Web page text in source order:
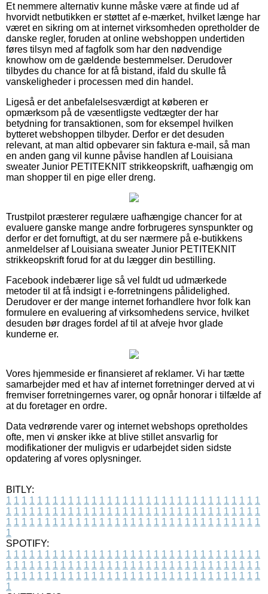
Et nemmere alternativ kunne måske være at finde ud af
hvorvidt netbutikken er støttet af e-mærket, hvilket længe har
været en sikring om at internet virksomheden opretholder de
danske regler, foruden at online webshoppen undertiden
føres tilsyn med af fagfolk som har den nødvendige
knowhow om de gældende bestemmelser. Derudover
tilbydes du chance for at få bistand, ifald du skulle få
vanskeligheder i processen med din handel.
Ligeså er det anbefalelsesværdigt at køberen er
opmærksom på de væsentligste vedtægter der har
betydning for transaktionen, som for eksempel hvilken
bytteret webshoppen tilbyder. Derfor er det desuden
relevant, at man altid opbevarer sin faktura e-mail, så man
en anden gang vil kunne påvise handlen af Louisiana
sweater Junior PETITEKNIT strikkeopskrift, uafhængig om
man shopper til en pige eller dreng.
Trustpilot præsterer regulære uafhængige chancer for at
evaluere ganske mange andre forbrugeres synspunkter og
derfor er det fornuftigt, at du ser nærmere på e-butikkens
anmeldelser af Louisiana sweater Junior PETITEKNIT
strikkeopskrift forud for at du lægger din bestilling.
Facebook indebærer lige så vel fuldt ud udmærkede
metoder til at få indsigt i e-forretningens pålidelighed.
Derudover er der mange internet forhandlere hvor folk kan
formulere en evaluering af virksomhedens service, hvilket
desuden bør drages fordel af til at afveje hvor glade
kunderne er.
Vores hjemmeside er finansieret af reklamer. Vi har tætte
samarbejder med et hav af internet forretninger derved at vi
fremviser forretningernes varer, og opnår honorar i tilfælde af
at du foretager en ordre.
Data vedrørende varer og internet webshops opretholdes
ofte, men vi ønsker ikke at blive stillet ansvarlig for
modifikationer der muligvis er udarbejdet siden sidste
opdatering af vores oplysninger.
BITLY:
1 1 1 1 1 1 1 1 1 1 1 1 1 1 1 1 1 1 1 1 1 1 1 1 1 1 1 1 1 1 1 1 1
1 1 1 1 1 1 1 1 1 1 1 1 1 1 1 1 1 1 1 1 1 1 1 1 1 1 1 1 1 1 1 1 1
1 1 1 1 1 1 1 1 1 1 1 1 1 1 1 1 1 1 1 1 1 1 1 1 1 1 1 1 1 1 1 1 1
1
SPOTIFY:
1 1 1 1 1 1 1 1 1 1 1 1 1 1 1 1 1 1 1 1 1 1 1 1 1 1 1 1 1 1 1 1 1
1 1 1 1 1 1 1 1 1 1 1 1 1 1 1 1 1 1 1 1 1 1 1 1 1 1 1 1 1 1 1 1 1
1 1 1 1 1 1 1 1 1 1 1 1 1 1 1 1 1 1 1 1 1 1 1 1 1 1 1 1 1 1 1 1 1
1